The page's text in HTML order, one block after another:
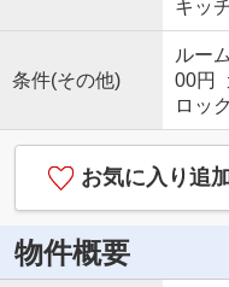
キッ
条件(その他)
ルー
00円
ロッ
お気に入り追
物件概要